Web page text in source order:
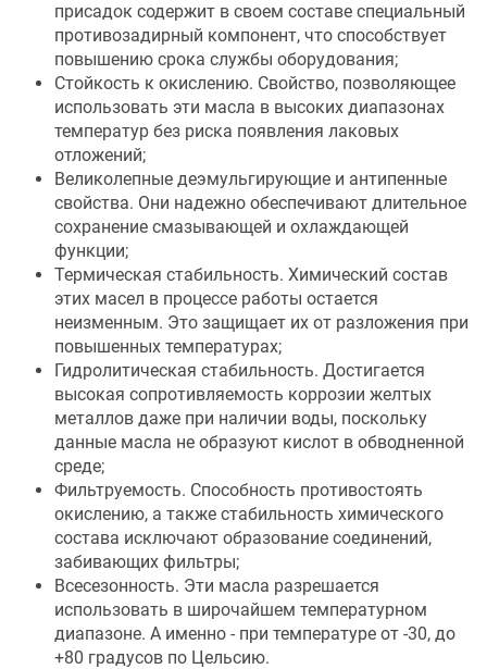
присадок содержит в своем составе специальный
противозадирный компонент, что способствует
повышению срока службы оборудования;
Стойкость к окислению. Свойство, позволяющее
использовать эти масла в высоких диапазонах
температур без риска появления лаковых
отложений;
Великолепные деэмульгирующие и антипенные
свойства. Они надежно обеспечивают длительное
сохранение смазывающей и охлаждающей
функции;
Термическая стабильность. Химический состав
этих масел в процессе работы остается
неизменным. Это защищает их от разложения при
повышенных температурах;
Гидролитическая стабильность. Достигается
высокая сопротивляемость коррозии желтых
металлов даже при наличии воды, поскольку
данные масла не образуют кислот в обводненной
среде;
Фильтруемость. Способность противостоять
окислению, а также стабильность химического
состава исключают образование соединений,
забивающих фильтры;
Всесезонность. Эти масла разрешается
использовать в широчайшем температурном
диапазоне. А именно - при температуре от -30, до
+80 градусов по Цельсию.